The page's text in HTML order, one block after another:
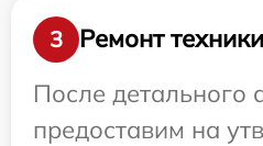
3
Ремонт техники
После детального
предоставим на